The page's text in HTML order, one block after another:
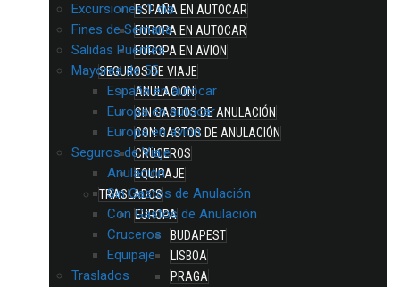
ESPAÑA EN AUTOCAR
EUROPA EN AUTOCAR
EUROPA EN AVION
SEGUROS DE VIAJE
ANULACION
SIN GASTOS DE ANULACIÓN
CON GASTOS DE ANULACIÓN
CRUCEROS
EQUIPAJE
TRASLADOS
EUROPA
BUDAPEST
LISBOA
PRAGA
Excursiones 1 dia
Fines de Semana
Salidas Puentes
Mayores de 55
España en autocar
Europa en autocar
Europa en avion
Seguros de Viaje
Anulacion
Sin Gastos de Anulación
Con Gastos de Anulación
Cruceros
Equipaje
Traslados